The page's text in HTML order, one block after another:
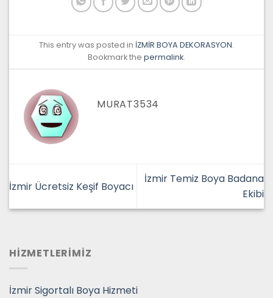
This entry was posted in İZMİR BOYA DEKORASYON.
Bookmark the permalink.
MURAT3534
İzmir Ücretsiz Keşif Boyacı
İzmir Temiz Boya Badana
Ekibi
HİZMETLERİMİZ
İzmir Sigortalı Boya Hizmeti